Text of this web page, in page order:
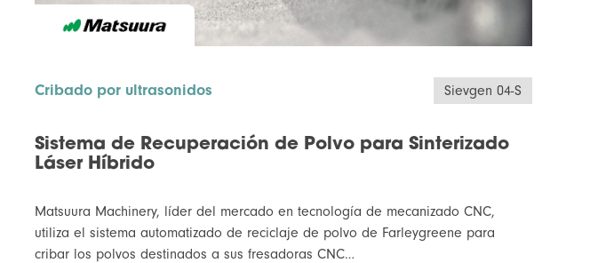
Cribado por ultrasonidos Sievgen 04-S
Sistema de Recuperación de Polvo para Sinterizado
Láser Híbrido
Matsuura Machinery, líder del mercado en tecnología de mecanizado CNC,
utiliza el sistema automatizado de reciclaje de polvo de Farleygreene para
cribar los polvos destinados a sus fresadoras CNC…